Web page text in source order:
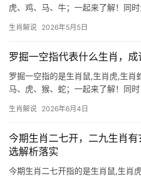
虎、鸡、马、牛；一起来了解！同
明明粮仓已满，仍觉不够，这类人
生肖解说 2026年5月5日
罗掘一空指代表什么生肖，
罗掘一空指的是生肖鼠,生肖虎,生肖
马、虎、猴、蛇；一起来了解！同
人得贵人提携，跨境合作极为难得
生肖解说 2026年6月4日
今期生肖二七开，二九生肖
选解析落实
今期生肖二七开指的是生肖鼠,生肖